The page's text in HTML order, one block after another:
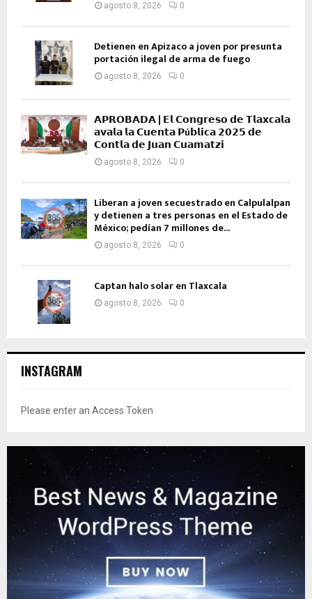
agosto 8, 2026 0
Detienen en Apizaco a joven por presunta
portación ilegal de arma de fuego
agosto 8, 2026 0
𝗔𝗣𝗥𝗢𝗕𝗔𝗗𝗔 | 𝗘𝗹 𝗖𝗼𝗻𝗴𝗿𝗲𝘀𝗼 𝗱𝗲 𝗧𝗹𝗮𝘅𝗰𝗮𝗹𝗮
𝗮𝘃𝗮𝗹𝗮 𝗹𝗮 𝗖𝘂𝗲𝗻𝘁𝗮 𝗣ú𝗯𝗹𝗶𝗰𝗮 𝟮𝟬𝟮𝟱 𝗱𝗲
𝗖𝗼𝗻𝘁𝗹𝗮 𝗱𝗲 𝗝𝘂𝗮𝗻 𝗖𝘂𝗮𝗺𝗮𝘁𝘇𝗶
agosto 8, 2026 0
Liberan a joven secuestrado en Calpulalpan
y detienen a tres personas en el Estado de
México; pedían 7 millones de...
agosto 8, 2026 0
Captan halo solar en Tlaxcala
agosto 8, 2026 0
INSTAGRAM
Please enter an Access Token